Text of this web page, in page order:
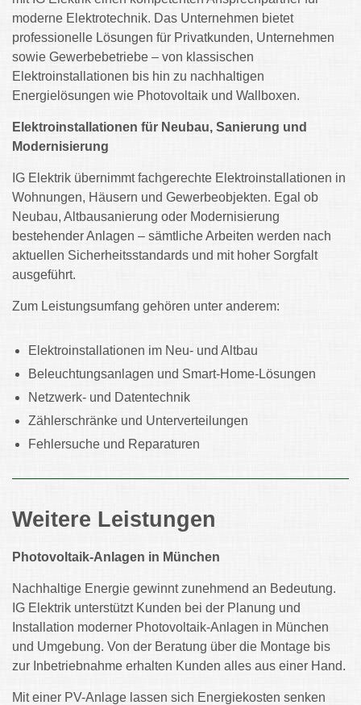
moderne Elektrotechnik. Das Unternehmen bietet
professionelle Lösungen für Privatkunden, Unternehmen
sowie Gewerbebetriebe – von klassischen
Elektroinstallationen bis hin zu nachhaltigen
Energielösungen wie Photovoltaik und Wallboxen.
Elektroinstallationen für Neubau, Sanierung und
Modernisierung
IG Elektrik übernimmt fachgerechte Elektroinstallationen in
Wohnungen, Häusern und Gewerbeobjekten. Egal ob
Neubau, Altbausanierung oder Modernisierung
bestehender Anlagen – sämtliche Arbeiten werden nach
aktuellen Sicherheitsstandards und mit hoher Sorgfalt
ausgeführt.
Zum Leistungsumfang gehören unter anderem:
Elektroinstallationen im Neu- und Altbau
Beleuchtungsanlagen und Smart-Home-Lösungen
Netzwerk- und Datentechnik
Zählerschränke und Unterverteilungen
Fehlersuche und Reparaturen
Weitere Leistungen
Photovoltaik-Anlagen in München
Nachhaltige Energie gewinnt zunehmend an Bedeutung.
IG Elektrik unterstützt Kunden bei der Planung und
Installation moderner Photovoltaik-Anlagen in München
und Umgebung. Von der Beratung über die Montage bis
zur Inbetriebnahme erhalten Kunden alles aus einer Hand.
Mit einer PV-Anlage lassen sich Energiekosten senken